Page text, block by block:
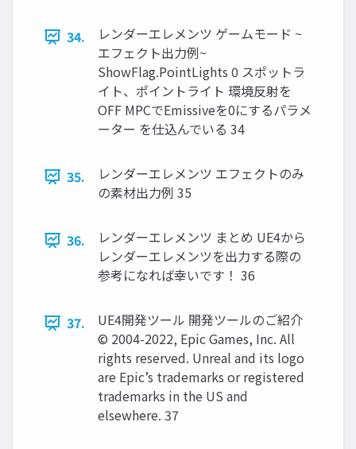
34.
レンダーエレメンツ ゲームモード ~
エフェクト出力例~
ShowFlag.PointLights 0 スポットラ
イト、ポイントライト 環境反射を
OFF MPCでEmissiveを0にするパラメ
ーター を仕込んでいる 34
35.
レンダーエレメンツ エフェクトのみ
の素材出力例 35
36.
レンダーエレメンツ まとめ UE4から
レンダーエレメンツを出力する際の
参考になれば幸いです！ 36
37.
UE4開発ツール 開発ツールのご紹介
© 2004-2022, Epic Games, Inc. All
rights reserved. Unreal and its logo
are Epic’s trademarks or registered
trademarks in the US and
elsewhere. 37